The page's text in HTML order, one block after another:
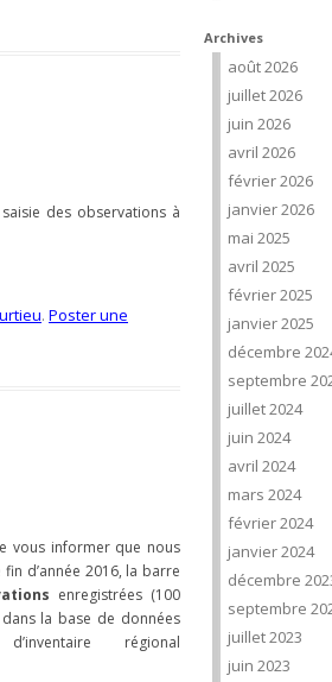
des observations à
. Poster une
vous informer que nous
d’année 2016, la barre
enregistrées (100
la base de données
régional
Archives
août 2026
juillet 2026
juin 2026
avril 2026
février 2026
janvier 2026
mai 2025
avril 2025
février 2025
janvier 2025
décembre
septembre
juillet 2024
juin 2024
avril 2024
mars 2024
février 2024
janvier 2024
décembre
septembre
juillet 2023
juin 2023